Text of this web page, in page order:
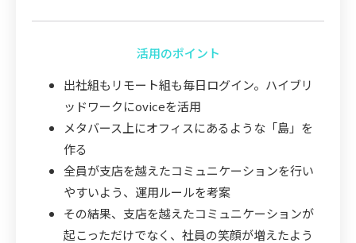
活用のポイント
出社組もリモート組も毎日ログイン。ハイブリ
ッドワークにoviceを活用
メタバース上にオフィスにあるような「島」を
作る
全員が支店を越えたコミュニケーションを行い
やすいよう、運用ルールを考案
その結果、支店を越えたコミュニケーションが
起こっただけでなく、社員の笑顔が増えたよう